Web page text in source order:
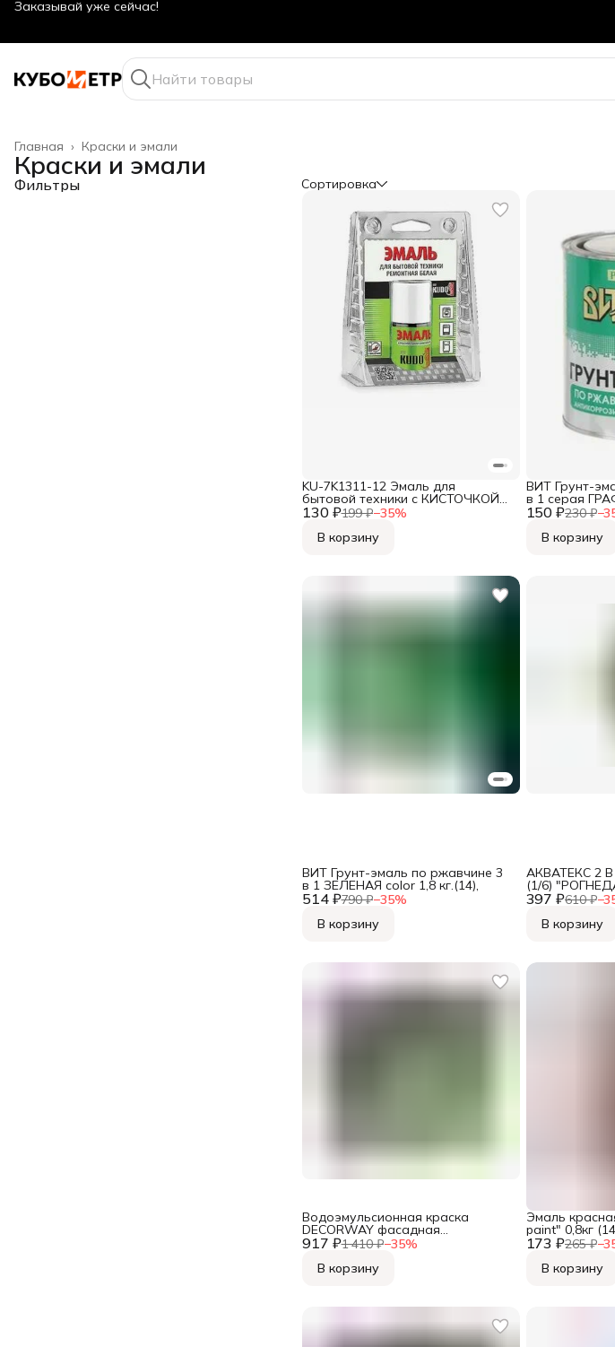
Краски и эмали
Главная ›
Краски и эмали
Фильтры Сортировка
130 ₽199 ₽−35%
KU-7K1311-12 Эмаль для
бытовой техники с КИСТОЧКОЙ
15мл,
В корзину
150 ₽230 ₽−
ВИТ Грунт-
в 1 серая
кг.(14),
В корзину
514 ₽790 ₽−35%
ВИТ Грунт-эмаль по ржавчине 3
в 1 ЗЕЛЕНАЯ color 1,8 кг.(14),
В корзину
397 ₽610 ₽−
АКВАТЕКС 2
(1/6)
В корзину
917 ₽1 410 ₽−35%
Водоэмульсионная краска
DECORWAY фасадная
супербелая 6кг
В корзину
173 ₽265 ₽−
Эмаль
paint" 0,8кг
В корзину